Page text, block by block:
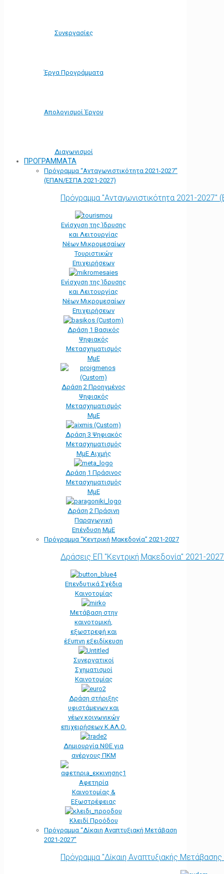
Συνεργασίες
Έργα Προγράμματα
Απολογισμοί Έργου
Διαγωνισμοί
ΠΡΟΓΡΑΜΜΑΤΑ
Πρόγραμμα “Ανταγωνιστικότητα 2021-2027”
(ΕΠΑΝ/ΕΣΠΑ 2021-2027)
Πρόγραμμα "Ανταγωνιστικότητα 2021-
Ενίσχυση της Ίδρυσης
και Λειτουργίας
Νέων Μικρομεσαίων
Τουριστικών
Επιχειρήσεων
Ενίσχυση της Ίδρυσης
και Λειτουργίας
Νέων Μικρομεσαίων
Επιχειρήσεων
Δράση 1 Βασικός
Ψηφιακός
Μετασχηματισμός
ΜμΕ
Δράση 2 Προηγμένος
Ψηφιακός
Μετασχηματισμός
ΜμΕ
Δράση 3 Ψηφιακός
Μετασχηματισμός
ΜμΕ Αιχμής
Δράση 1 Πράσινος
Μετασχηματισμός
ΜμΕ
Δράση 2 Πράσινη
Παραγωγική
Επένδυση ΜμΕ
Πρόγραμμα “Κεντρική Μακεδονία” 2021-2027
Δράσεις ΕΠ "Κεντρική Μακεδονία" 2021-2027
Επενδυτικά Σχέδια
Καινοτομίας
Μετάβαση στην
καινοτομική,
εξωστρεφή και
έξυπνη εξειδίκευση
Συνεργατικοί
Σχηματισμοί
Καινοτομίας
Δράση στήριξης
υφιστάμενων και
νέων κοινωνικών
επιχειρήσεων Κ.ΑΛ.Ο.
Δημιουργία ΝΘΕ για
ανέργους ΠΚΜ
Αφετηρία
Kαινοτομίας &
Εξωστρέφειας
Κλειδί Προόδου
Πρόγραμμα “Δίκαιη Αναπτυξιακή Μετάβαση
2021-2027”
Πρόγραμμα "Δίκαιη Αναπτυξιακής